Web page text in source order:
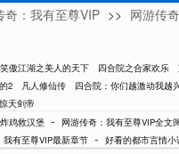
奇：我有至尊VIP >> 网游传
笑傲江湖之美人的天下 四合院之合家欢乐
2 凡人修仙传 四合院：你们越激动我越
惊天剑帝
鸡救汉堡 - 网游传奇：我有至尊VIP全文
我有至尊VIP最新章节 - 好看的都市言情小